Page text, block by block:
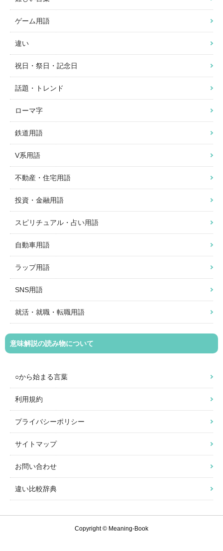
ゲーム用語
違い
祝日・祭日・記念日
話題・トレンド
ローマ字
鉄道用語
V系用語
不動産・住宅用語
投資・金融用語
スピリチュアル・占い用語
自動車用語
ラップ用語
SNS用語
就活・就職・転職用語
意味解説の読み物について
○から始まる言葉
利用規約
プライバシーポリシー
サイトマップ
お問い合わせ
違い比較辞典
Copyright © Meaning-Book